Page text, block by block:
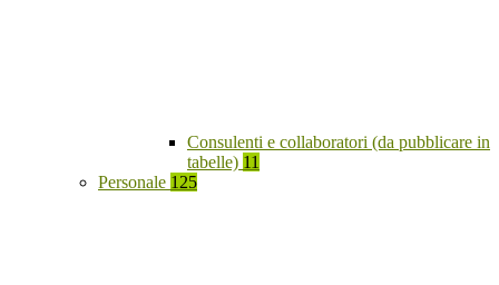
Consulenti e collaboratori (da pubblicare in
tabelle) 11
Personale 125